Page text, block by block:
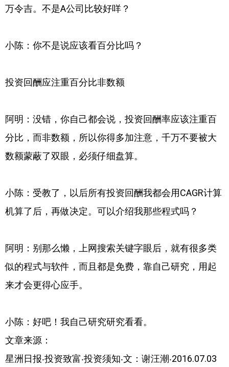
万令吉。不是A公司比较好咩？
小陈：你不是说应该看百分比吗？
投资回酬应注重百分比非数额
阿明：没错，你自己都会说，投资回酬率应该注重百
分比，而非数额，所以你得多加注意，千万不要被大
数额蒙蔽了双眼，必须仔细盘算。
小陈：受教了，以后所有投资回酬我都会用CAGR计算
机算了后，再做决定。可以介绍我那些程式吗？
阿明：别那么懒，上网搜索关键字眼后，就有很多类
似的程式与软件，而且都是免费，靠自己研究，用起
来才会更得心应手。
小陈：好吧！我自己研究研究看看。
文章来源：
星洲日报‧投资致富‧投资须知‧文：谢汪潮‧2016.07.03